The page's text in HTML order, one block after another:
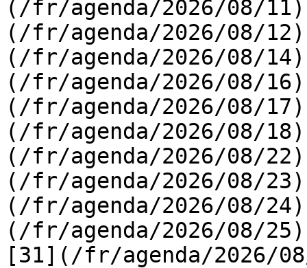
(/fr/agenda/2026/08/
(/fr/agenda/2026/08/
(/fr/agenda/2026/08/
(/fr/agenda/2026/08/
(/fr/agenda/2026/08/
(/fr/agenda/2026/08/
(/fr/agenda/2026/08/
(/fr/agenda/2026/08/
(/fr/agenda/2026/08/
(/fr/agenda/2026/08/
[31](/fr/agenda/